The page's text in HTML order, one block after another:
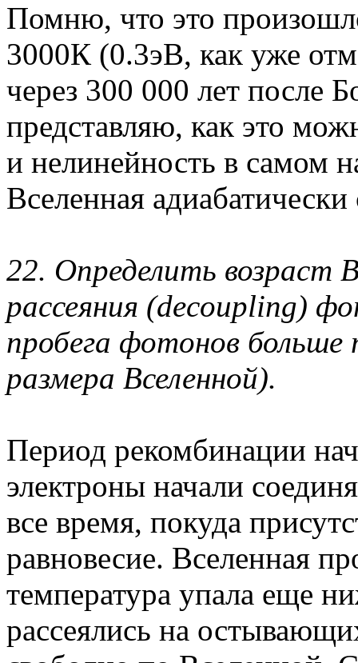
Помню, что это
3000К (0.3эВ, как уже
через 300 000 лет после
представляю, как это
и нелинейность в самом
Вселенная
22. Определить возраст
рассеяния (decoupling)
пробега фотонов больше
размера Вселенной).
Период рекомбинации
электроны начали
все время, покуда
равновесие. Вселенная
температура упала еще
рассеялись на